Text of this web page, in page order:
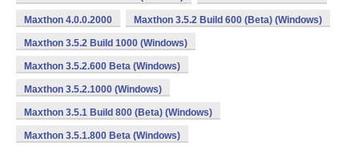
Maxthon 4.0.0.2000 Maxthon 3.5.2 Build 600 (Beta) (Windows)
Maxthon 3.5.2 Build 1000 (Windows)
Maxthon 3.5.2.600 Beta (Windows)
Maxthon 3.5.2.1000 (Windows)
Maxthon 3.5.1 Build 800 (Beta) (Windows)
Maxthon 3.5.1.800 Beta (Windows)